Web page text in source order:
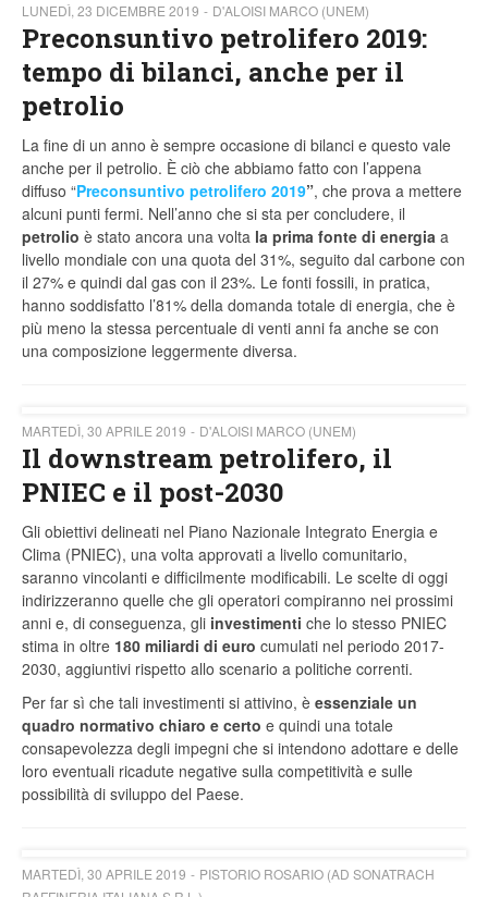
LUNEDÌ, 23 DICEMBRE 2019 D'ALOISI MARCO (UNEM)
Preconsuntivo petrolifero 2019:
tempo di bilanci, anche per il
petrolio
La fine di un anno è sempre occasione di bilanci e questo vale
anche per il petrolio. È ciò che abbiamo fatto con l’appena
diffuso “Preconsuntivo petrolifero 2019”, che prova a mettere
alcuni punti fermi. Nell’anno che si sta per concludere, il
petrolio è stato ancora una volta la prima fonte di energia a
livello mondiale con una quota del 31%, seguito dal carbone con
il 27% e quindi dal gas con il 23%. Le fonti fossili, in pratica,
hanno soddisfatto l’81% della domanda totale di energia, che è
più meno la stessa percentuale di venti anni fa anche se con
una composizione leggermente diversa.
MARTEDÌ, 30 APRILE 2019 D'ALOISI MARCO (UNEM)
Il downstream petrolifero, il
PNIEC e il post-2030
Gli obiettivi delineati nel Piano Nazionale Integrato Energia e
Clima (PNIEC), una volta approvati a livello comunitario,
saranno vincolanti e difficilmente modificabili. Le scelte di oggi
indirizzeranno quelle che gli operatori compiranno nei prossimi
anni e, di conseguenza, gli investimenti che lo stesso PNIEC
stima in oltre 180 miliardi di euro cumulati nel periodo 2017-
2030, aggiuntivi rispetto allo scenario a politiche correnti.
Per far sì che tali investimenti si attivino, è essenziale un
quadro normativo chiaro e certo e quindi una totale
consapevolezza degli impegni che si intendono adottare e delle
loro eventuali ricadute negative sulla competitività e sulle
possibilità di sviluppo del Paese.
MARTEDÌ, 30 APRILE 2019
PISTORIO ROSARIO (AD SONATRACH